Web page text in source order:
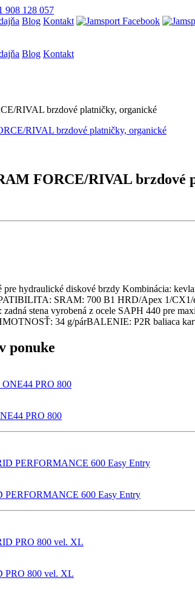
908 128 057
Blog Kontakt
Blog Kontakt
RIVAL brzdové platničky, organické
FORCE/RIVAL brzdové
hydraulické diskové brzdy Kombinácia:
SRAM: 700 B1 HRD/Apex 1/
stena vyrobená z ocele SAPH 440 pre
34 g/párBALENIE: P2R baliaca
ponuke
PRO 800
600 Easy Entry
800 vel. XL